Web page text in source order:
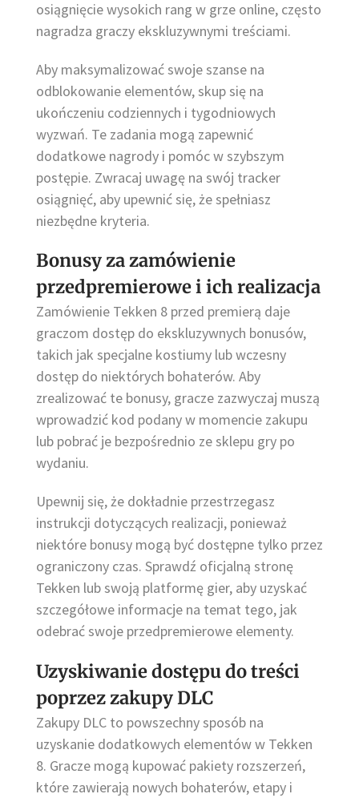
osiągnięcie wysokich rang w grze online, często
nagradza graczy ekskluzywnymi treściami.
Aby maksymalizować swoje szanse na
odblokowanie elementów, skup się na
ukończeniu codziennych i tygodniowych
wyzwań. Te zadania mogą zapewnić
dodatkowe nagrody i pomóc w szybszym
postępie. Zwracaj uwagę na swój tracker
osiągnięć, aby upewnić się, że spełniasz
niezbędne kryteria.
Bonusy za zamówienie
przedpremierowe i ich realizacja
Zamówienie Tekken 8 przed premierą daje
graczom dostęp do ekskluzywnych bonusów,
takich jak specjalne kostiumy lub wczesny
dostęp do niektórych bohaterów. Aby
zrealizować te bonusy, gracze zazwyczaj muszą
wprowadzić kod podany w momencie zakupu
lub pobrać je bezpośrednio ze sklepu gry po
wydaniu.
Upewnij się, że dokładnie przestrzegasz
instrukcji dotyczących realizacji, ponieważ
niektóre bonusy mogą być dostępne tylko przez
ograniczony czas. Sprawdź oficjalną stronę
Tekken lub swoją platformę gier, aby uzyskać
szczegółowe informacje na temat tego, jak
odebrać swoje przedpremierowe elementy.
Uzyskiwanie dostępu do treści
poprzez zakupy DLC
Zakupy DLC to powszechny sposób na
uzyskanie dodatkowych elementów w Tekken
8. Gracze mogą kupować pakiety rozszerzeń,
które zawierają nowych bohaterów, etapy i